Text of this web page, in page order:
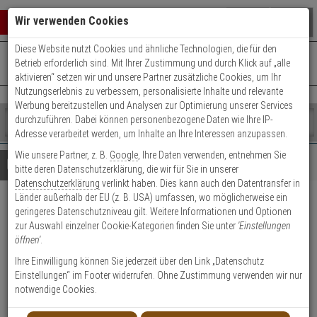
Warenkorb schließen
0 ARTIKEL IM WARENKORB
Ihr Warenkorb ist momentan leer.
Ergebnisse ()
Fertig
Shop
durchsuchen
Bitte
geben
Sie
mindestens
Zeichen
ein,
um
Suche
Es
wurde
noch
Kategorien
Suche
gestartet
+49 (0)821 899 493-0Mo. - Do.: 8:00 - 16:30 | Fr.: 8:00 - 14:00 Uhr
Kontaktservice nutzen
Details Beratung
iLOQ S10 Profilzylinder A30
I40 mit Kalendermodul
Produktmerkmale
Wir verwenden Cookies
Diese Website nutzt Cookies und ähnliche Technologien, die für den
Betrieb erforderlich sind. Mit Ihrer Zustimmung und durch Klick auf „alle
aktivieren“ setzen wir und unsere Partner zusätzliche Cookies, um Ihr
Nutzungserlebnis zu verbessern, personalisierte Inhalte und relevante
Werbung bereitzustellen und Analysen zur Optimierung unserer Services
durchzuführen. Dabei können personenbezogene Daten wie Ihre IP-
Adresse verarbeitet werden, um Inhalte an Ihre Interessen anzupassen.
Wie unsere Partner, z. B. Google , Ihre Daten verwenden, entnehmen Sie
bitte deren Datenschutzerklärung, die wir für Sie in unserer
Datenschutzerklärung verlinkt haben. Dies kann auch den Datentransfer in
Länder außerhalb der EU (z. B. USA) umfassen, wo möglicherweise ein
geringeres Datenschutzniveau gilt. Weitere Informationen und Optionen
zur Auswahl einzelner Cookie-Kategorien finden Sie unter 'Einstellungen
öffnen'.
Ihre Einwilligung können Sie jederzeit über den Link „Datenschutz
Einstellungen“ im Footer widerrufen. Ohne Zustimmung verwenden wir nur
notwendige Cookies.